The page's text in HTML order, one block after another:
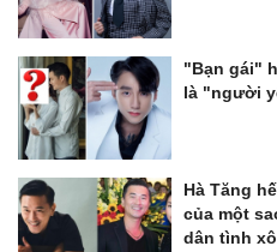
"Bạn gái"
là "người
Hà Tăng
của một
dân tình